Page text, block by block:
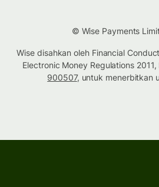
© Wise Payments
Wise disahkan oleh Financial
Electronic Money Regulations
900507, untuk menerbitkan